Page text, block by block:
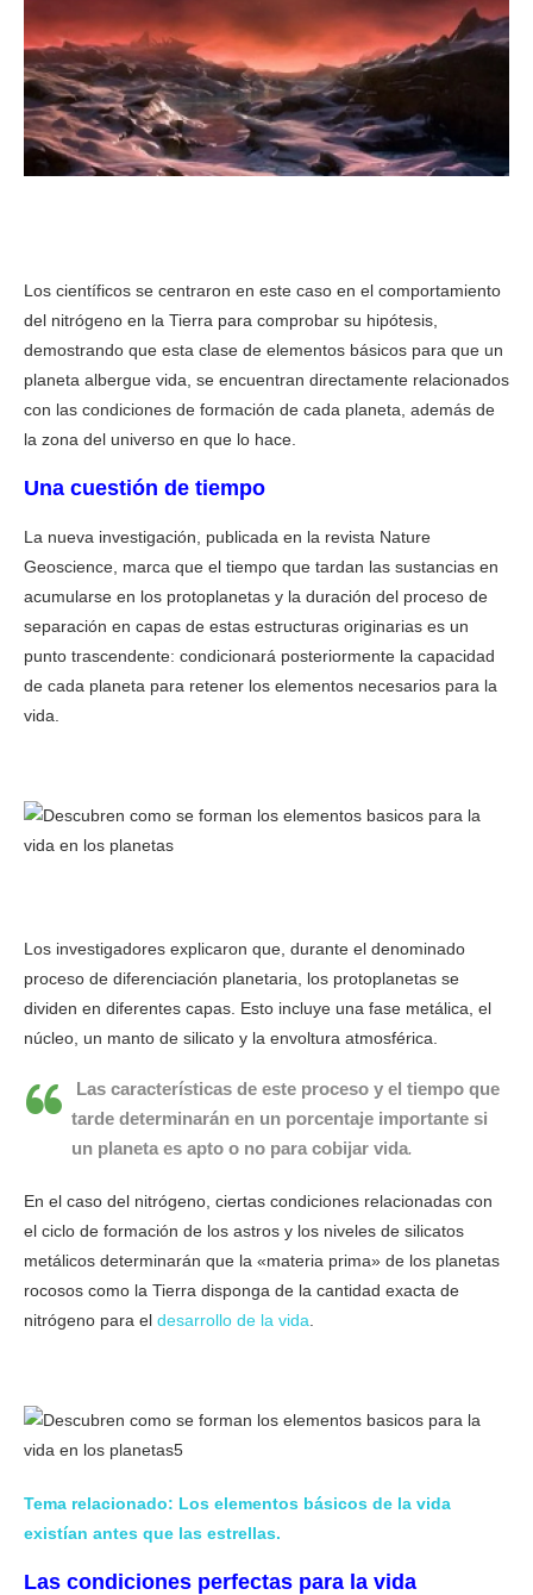
Los científicos se centraron en este caso en el comportamiento
del nitrógeno en la Tierra para comprobar su hipótesis,
demostrando que esta clase de elementos básicos para que un
planeta albergue vida, se encuentran directamente relacionados
con las condiciones de formación de cada planeta, además de
la zona del universo en que lo hace.
Una cuestión de tiempo
La nueva investigación, publicada en la revista Nature
Geoscience, marca que el tiempo que tardan las sustancias en
acumularse en los protoplanetas y la duración del proceso de
separación en capas de estas estructuras originarias es un
punto trascendente: condicionará posteriormente la capacidad
de cada planeta para retener los elementos necesarios para la
vida.
Los investigadores explicaron que, durante el denominado
proceso de diferenciación planetaria, los protoplanetas se
dividen en diferentes capas. Esto incluye una fase metálica, el
núcleo, un manto de silicato y la envoltura atmosférica.
Las características de este proceso y el tiempo que
tarde determinarán en un porcentaje importante si
un planeta es apto o no para cobijar vida.
En el caso del nitrógeno, ciertas condiciones relacionadas con
el ciclo de formación de los astros y los niveles de silicatos
metálicos determinarán que la «materia prima» de los planetas
rocosos como la Tierra disponga de la cantidad exacta de
nitrógeno para el desarrollo de la vida
Tema relacionado: Los elementos básicos de la vida
existían antes que las estrellas.
Las condiciones perfectas para la vida